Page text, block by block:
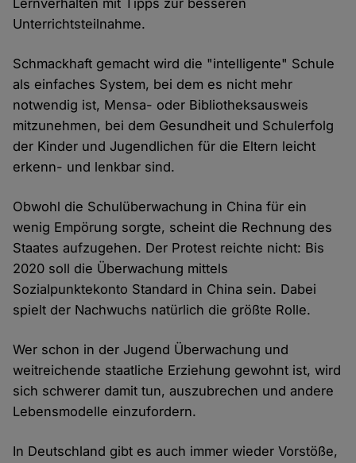
Lernverhalten mit Tipps zur besseren
Unterrichtsteilnahme.
Schmackhaft gemacht wird die "intelligente" Schule
als einfaches System, bei dem es nicht mehr
notwendig ist, Mensa- oder Bibliotheksausweis
mitzunehmen, bei dem Gesundheit und Schulerfolg
der Kinder und Jugendlichen für die Eltern leicht
erkenn- und lenkbar sind.
Obwohl die Schulüberwachung in China für ein
wenig Empörung sorgte, scheint die Rechnung des
Staates aufzugehen. Der Protest reichte nicht: Bis
2020 soll die Überwachung mittels
Sozialpunktekonto Standard in China sein. Dabei
spielt der Nachwuchs natürlich die größte Rolle.
Wer schon in der Jugend Überwachung und
weitreichende staatliche Erziehung gewohnt ist, wird
sich schwerer damit tun, auszubrechen und andere
Lebensmodelle einzufordern.
In Deutschland gibt es auch immer wieder Vorstöße,